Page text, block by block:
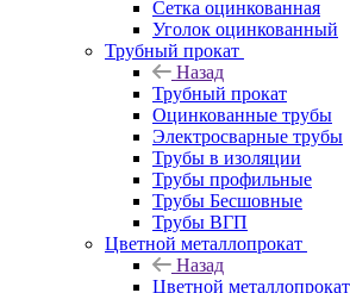
Сетка оцинкованная
Уголок оцинкованный
Трубный прокат
Назад
Трубный прокат
Оцинкованные трубы
Электросварные трубы
Трубы в изоляции
Трубы профильные
Трубы Бесшовные
Трубы ВГП
Цветной металлопрокат
Назад
Цветной металлопрокат